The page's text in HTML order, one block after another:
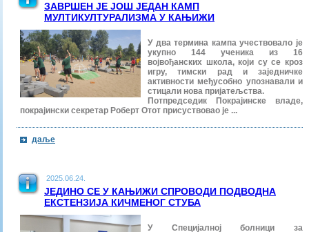
ЗАВРШЕН ЈЕ ЈОШ ЈЕДАН КАМП
МУЛТИКУЛТУРАЛИЗМА У КАЊИЖИ
У два термина кампа учествовало је
укупно 144 ученика из 16
војвођанских школа, који су се кроз
игру, тимски рад и заједничке
активности међусобно упознавали и
стицали нова пријатељства.
Потпредседик Покрајинске владе,
покрајински секретар Роберт Отот присуствовао је ...
даље
2025.06.24.
ЈЕДИНО СЕ У КАЊИЖИ СПРОВОДИ ПОДВОДНА
ЕКСТЕНЗИЈА КИЧМЕНОГ СТУБА
У Специјалној болници за